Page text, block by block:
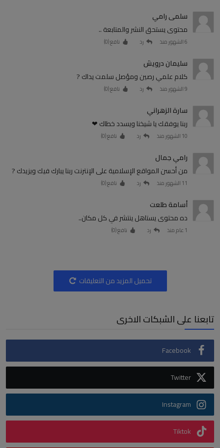
سلمى رامي
محتوى يستحق النشر والمتابعة ..
6 الشهور منذ رد نافع (0
)
سليمان درويش
كلام علمي رصين ومؤصل سلمت يداك ?
9 الشهور منذ رد نافع (0
)
سارة الزهراني
ربنا يوفقك يا شيخنا ويسدد خطاك ❤
10 الشهور منذ رد نافع (0
)
رامي جمال
من أحسن المواقع الإسلامية على الإنترنت ربنا يبارك فيك ويزيدك ?
11 الشهور منذ رد نافع (0
)
أسامة طلعت
ده محتوى يستاهل ينتشر في كل مكان..
1 عام منذ رد نافع (0
)
تحميل المزيد من التعليقات
تابعنا على الشبكات الاخرى
Facebook
Twitter
Instagram
Tiktok